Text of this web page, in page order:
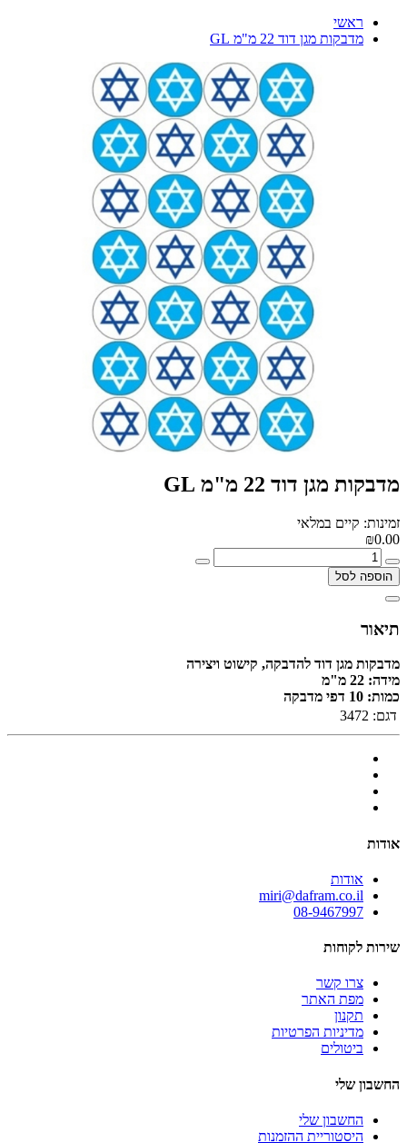
ראשי
מדבקות מגן דוד 22 מ"מ GL
מדבקות מגן דוד 22 מ"מ GL
זמינות: קיים במלאי
₪0.00
הוספה לסל
תיאור
מדבקות מגן דוד להדבקה, קישוט ויצירה
מידה: 22 מ"מ
כמות: 10 דפי מדבקה
דגם: 3472
אודות
אודות
miri@dafram.co.il
08-9467997
שירות לקוחות
צרו קשר
מפת האתר
תקנון
מדיניות הפרטיות
ביטולים
החשבון שלי
החשבון שלי
היסטוריית ההזמנות